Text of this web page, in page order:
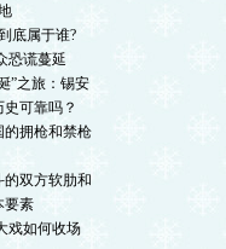
底属于谁?
恐谎蔓延
”之旅：锡安
史可靠吗？
的拥枪和禁枪
的双方软肋和
要素
戏如何收场